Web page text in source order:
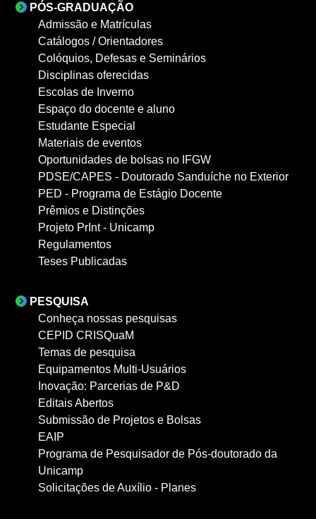
PÓS-GRADUAÇÃO
Admissão e Matrículas
Catálogos / Orientadores
Colóquios, Defesas e Seminários
Disciplinas oferecidas
Escolas de Inverno
Espaço do docente e aluno
Estudante Especial
Materiais de eventos
Oportunidades de bolsas no IFGW
PDSE/CAPES - Doutorado Sanduíche no Exterior
PED - Programa de Estágio Docente
Prêmios e Distinções
Projeto PrInt - Unicamp
Regulamentos
Teses Publicadas
PESQUISA
Conheça nossas pesquisas
CEPID CRISQuaM
Temas de pesquisa
Equipamentos Multi-Usuários
Inovação: Parcerias de P&D
Editais Abertos
Submissão de Projetos e Bolsas
EAIP
Programa de Pesquisador de Pós-doutorado da
Unicamp
Solicitações de Auxílio - Planes